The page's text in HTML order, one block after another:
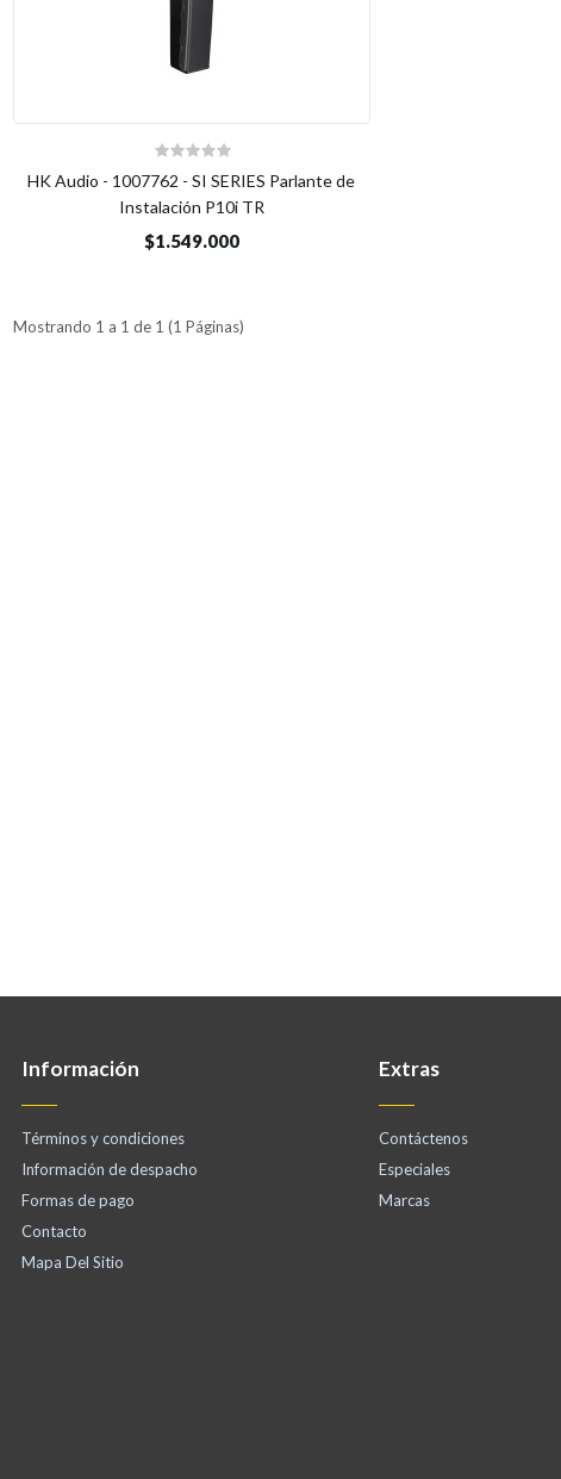
HK Audio - 1007762 - SI SERIES Parlante de
Instalación P10i TR
$1.549.000
Mostrando 1 a 1 de 1 (1 Páginas)
Información
Términos y condiciones
Información de despacho
Formas de pago
Contacto
Mapa Del Sitio
Extras
Contáctenos
Especiales
Marcas